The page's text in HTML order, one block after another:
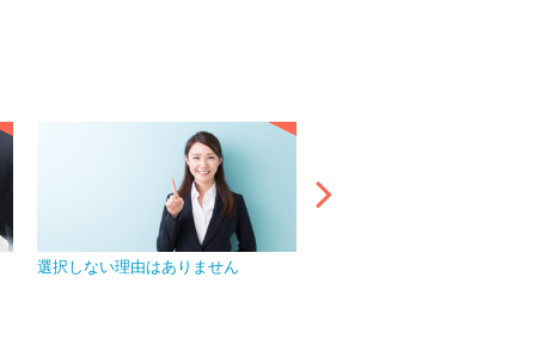
選択しない理由はありません